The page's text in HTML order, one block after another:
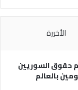
الأخيرة
حقوق السوريين
بالعالم